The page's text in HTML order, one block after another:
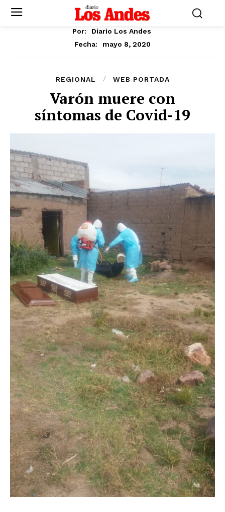
Por:
Diario Los Andes
Fecha:
mayo 8, 2020
REGIONAL WEB PORTADA
Varón muere con
síntomas de Covid-19